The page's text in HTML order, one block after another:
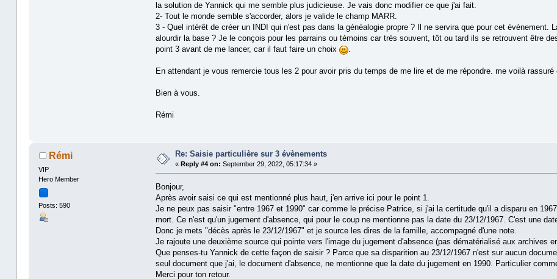
la solution de Yannick qui me semble plus judicieuse. Je vais donc modifier ce que j'ai fait.
2- Tout le monde semble s'accorder, alors je valide le champ MARR.
3 - Quel intérêt de créer un INDI qui n'est pas dans la généalogie propre ? Il ne servira que pour cet évènement.
alourdir la base ? Je le conçois pour les parrains ou témoins car très souvent, tôt ou tard ils se retrouvent être
point 3 avant de me lancer, car il faut faire un choix
.
En attendant je vous remercie tous les 2 pour avoir pris du temps de me lire et de me répondre. me voilà
Bien à vous.
Rémi
Rémi
VIP
Hero Member
Posts: 590
Re: Saisie particulière sur 3 évènements
«Reply #4 on: September 29, 2022, 05:17:34 »
Bonjour,
Après avoir saisi ce qui est mentionné plus haut, j'en arrive ici pour le point 1.
Je ne peux pas saisir "entre 1967 et 1990" car comme le précise Patrice, si j'ai la certitude qu'il a disparu en
mort. Ce n'est qu'un jugement d'absence, qui pour le coup ne mentionne pas la date du 23/12/1967. C'est une
Donc je mets "décès après le 23/12/1967" et je source les dires de la famille, accompagné d'une note.
Je rajoute une deuxième source qui pointe vers l'image du jugement d'absence (pas dématérialisé aux archives
Que penses-tu Yannick de cette façon de saisir ? Parce que sa disparition au 23/12/1967 n'est sur aucun
seul document que j'ai, le document d'absence, ne mentionne que la date du jugement en 1990. Particulier
Merci pour ton retour.